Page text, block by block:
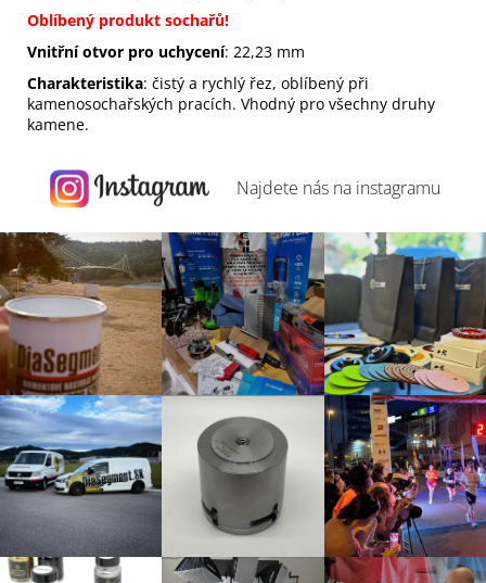
Oblíbený produkt sochařů!
Vnitřní otvor pro uchycení: 22,23 mm
Charakteristika: čistý a rychlý řez, oblíbený při
kamenosochařských pracích. Vhodný pro všechny druhy
kamene.
Najdete nás na instagramu